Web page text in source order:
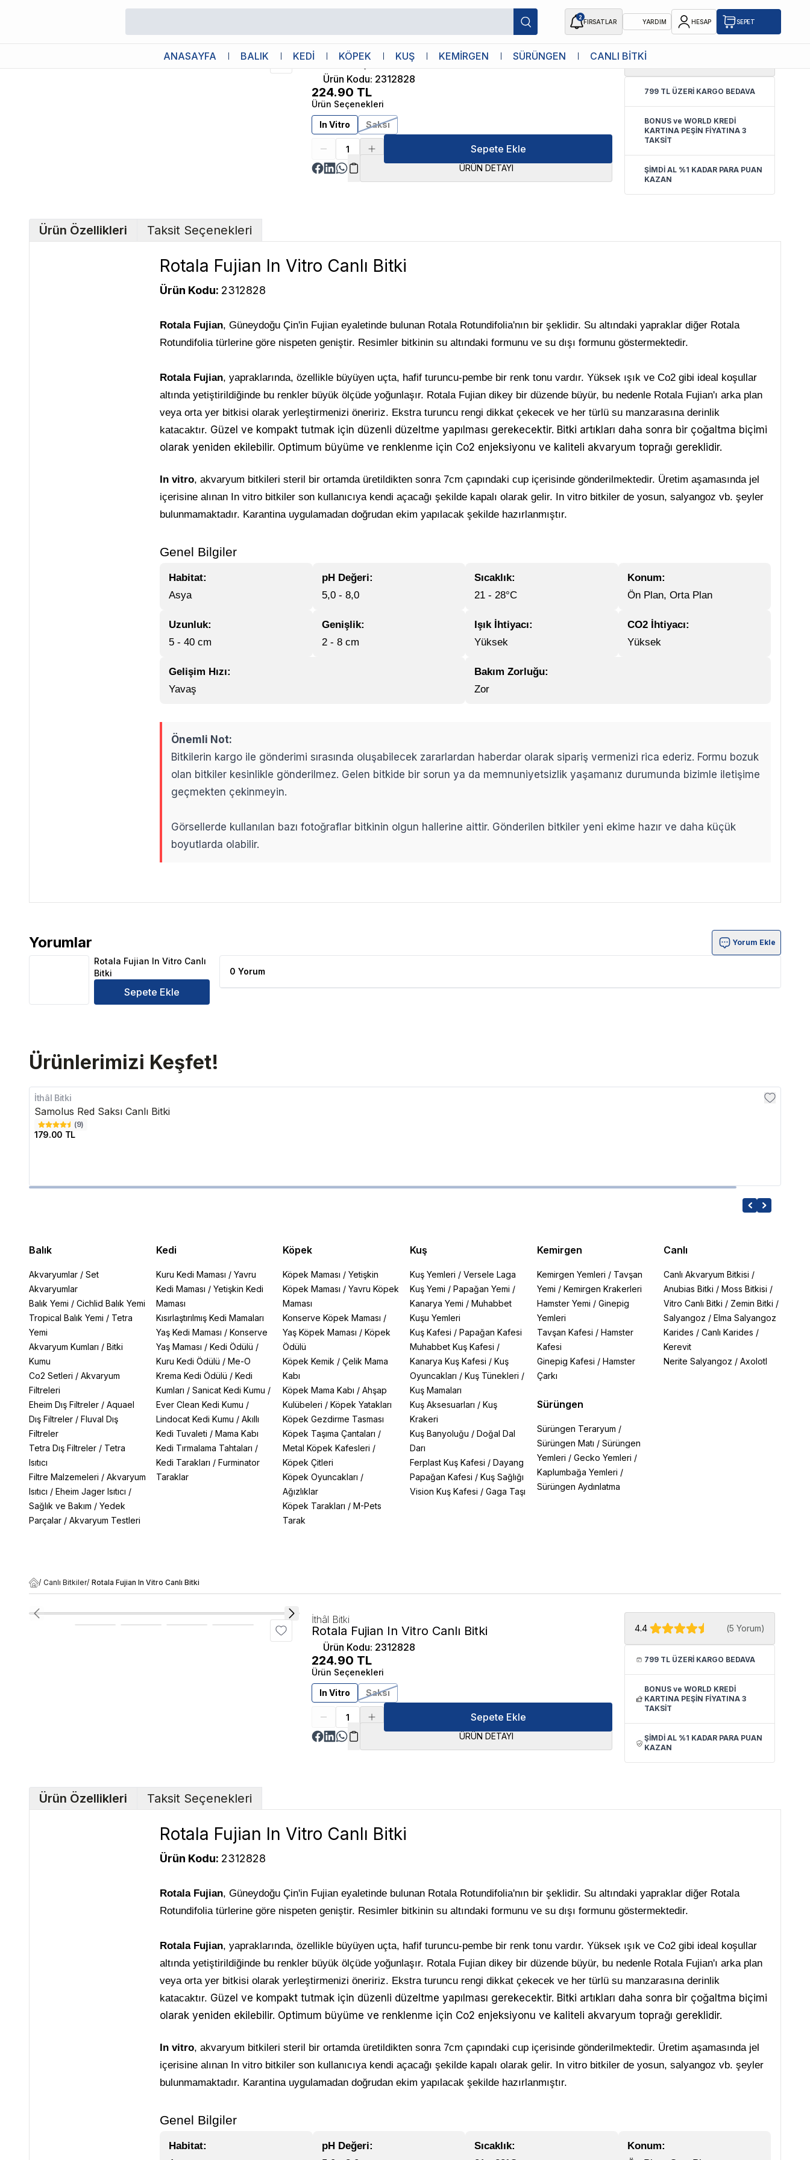
2
FIRSATLAR YARDIM HESAP SEPET
ANASAYFA BALIK KEDİ KÖPEK KUŞ KEMİRGEN SÜRÜNGEN CANLI BİTKİ
İthâl Bitki
Rotala Fujian In Vitro Canlı Bitki
Ürün Kodu: 2312828
224.90 TL
Ürün Seçenekleri
In Vitro
Saksı
Sepete Ekle
ÜRÜN DETAYI
4.4
799 TL ÜZERİ KARGO BEDAVA
BONUS ve WORLD KREDİ
KARTINA PEŞİN FİYATINA 3
TAKSİT
ŞİMDİ AL %1 KADAR PARA PUAN
KAZAN
Ürün Özellikleri Taksit Seçenekleri
Rotala Fujian In Vitro Canlı Bitki
Ürün Kodu: 2312828
Rotala Fujian, Güneydoğu Çin'in Fujian eyaletinde bulunan Rotala Rotundifolia'nın bir şeklidir. Su altındaki yapraklar diğer Rotala
Rotundifolia türlerine göre nispeten geniştir. Resimler bitkinin su altındaki formunu ve su dışı formunu göstermektedir.
Rotala Fujian, yapraklarında, özellikle büyüyen uçta, hafif turuncu-pembe bir renk tonu vardır. Yüksek ışık ve Co2 gibi ideal koşullar
altında yetiştirildiğinde bu renkler büyük ölçüde yoğunlaşır. Rotala Fujian dikey bir düzende büyür, bu nedenle Rotala Fujian'ı arka plan
veya orta yer bitkisi olarak yerleştirmenizi öneririz. Ekstra turuncu rengi dikkat çekecek ve her türlü su manzarasına derinlik
katacaktır. Güzel ve kompakt tutmak için düzenli düzeltme yapılması gerekecektir. Bitki artıkları daha sonra bir çoğaltma biçimi
olarak yeniden ekilebilir. Optimum büyüme ve renklenme için Co2 enjeksiyonu ve kaliteli akvaryum toprağı gereklidir.
In vitro, akvaryum bitkileri steril bir ortamda üretildikten sonra 7cm çapındaki cup içerisinde gönderilmektedir. Üretim aşamasında jel
içerisine alınan In vitro bitkiler son kullanıcıya kendi açacağı şekilde kapalı olarak gelir. In vitro bitkiler de yosun, salyangoz vb. şeyler
bulunmamaktadır. Karantina uygulamadan doğrudan ekim yapılacak şekilde hazırlanmıştır.
Genel Bilgiler
Habitat:
Asya
pH Değeri:
5,0 - 8,0
Sıcaklık:
21 - 28°C
Konum:
Ön Plan, Orta Plan
Uzunluk:
5 - 40 cm
Genişlik:
2 - 8 cm
Işık İhtiyacı:
Yüksek
CO2 İhtiyacı:
Yüksek
Gelişim Hızı:
Yavaş
Bakım Zorluğu:
Zor
Önemli Not:
Bitkilerin kargo ile gönderimi sırasında oluşabilecek zararlardan haberdar olarak sipariş vermenizi rica ederiz. Formu bozuk
olan bitkiler kesinlikle gönderilmez. Gelen bitkide bir sorun ya da memnuniyetsizlik yaşamanız durumunda bizimle iletişime
geçmekten çekinmeyin.
Görsellerde kullanılan bazı fotoğraflar bitkinin olgun hallerine aittir. Gönderilen bitkiler yeni ekime hazır ve daha küçük
boyutlarda olabilir.
Yorumlar
Rotala Fujian In Vitro Canlı Bitki Ürün Yorumları
Yorum Ekle
Rotala Fujian In Vitro Canlı
Bitki
Sepete Ekle
0 Yorum
Ürünlerimizi Keşfet!
İthâl Bitki
Samolus Red Saksı Canlı Bitki
(9)
179.00 TL
Balık
Akvaryumlar / Set
Akvaryumlar
Balık Yemi / Cichlid Balık Yemi
Tropical Balık Yemi / Tetra
Yemi
Akvaryum Kumları / Bitki
Kumu
Co2 Setleri / Akvaryum
Filtreleri
Eheim Dış Filtreler / Aquael
Dış Filtreler / Fluval Dış
Filtreler
Tetra Dış Filtreler / Tetra
Isıtıcı
Filtre Malzemeleri / Akvaryum
Isıtıcı / Eheim Jager Isıtıcı /
Sağlık ve Bakım / Yedek
Parçalar / Akvaryum Testleri
Kedi
Kuru Kedi Maması / Yavru
Kedi Maması / Yetişkin Kedi
Maması
Kısırlaştırılmış Kedi Mamaları
Yaş Kedi Maması / Konserve
Yaş Maması / Kedi Ödülü /
Kuru Kedi Ödülü / Me-O
Krema Kedi Ödülü / Kedi
Kumları / Sanicat Kedi Kumu /
Ever Clean Kedi Kumu /
Lindocat Kedi Kumu / Akıllı
Kedi Tuvaleti / Mama Kabı
Kedi Tırmalama Tahtaları /
Kedi Tarakları / Furminator
Taraklar
Köpek
Köpek Maması /Yetişkin
Köpek Maması /Yavru Köpek
Maması
Konserve Köpek Maması /
Yaş Köpek Maması /Köpek
Ödülü
Köpek Kemik /Çelik Mama
Kabı
Köpek Mama Kabı /Ahşap
Kulübeleri /Köpek Yatakları
Köpek Gezdirme Tasması
Köpek Taşıma Çantaları /
Metal Köpek Kafesleri /
Köpek Çitleri
Köpek Oyuncakları /
Ağızlıklar
Köpek Tarakları /M-Pets
Tarak
Kuş
Kuş Yemleri / Versele Laga
Kuş Yemi / Papağan Yemi /
Kanarya Yemi / Muhabbet
Kuşu Yemleri
Kuş Kafesi / Papağan Kafesi
Muhabbet Kuş Kafesi /
Kanarya Kuş Kafesi / Kuş
Oyuncakları / Kuş Tünekleri /
Kuş Mamaları
Kuş Aksesuarları / Kuş
Krakeri
Kuş Banyoluğu / Doğal Dal
Darı
Ferplast Kuş Kafesi / Dayang
Papağan Kafesi / Kuş Sağlığı
Vision Kuş Kafesi / Gaga Taşı
Kemirgen
Kemirgen Yemleri / Tavşan
Yemi / Kemirgen Krakerleri
Hamster Yemi / Ginepig
Yemleri
Tavşan Kafesi / Hamster
Kafesi
Ginepig Kafesi / Hamster
Çarkı
Sürüngen
Sürüngen Teraryum /
Sürüngen Matı / Sürüngen
Yemleri / Gecko Yemleri /
Kaplumbağa Yemleri /
Sürüngen Aydınlatma
Canlı
Canlı Akvaryum Bitkisi /
Anubias Bitki /Moss Bitkisi /
Vitro Canlı Bitki / Zemin Bitki /
Salyangoz /Elma Salyangoz
Karides /Canlı Karides /
Kerevit
Nerite Salyangoz /Axolotl
/ Canlı Bitkiler/ Rotala Fujian In Vitro Canlı Bitki
İthâl Bitki
Rotala Fujian In Vitro Canlı Bitki
Ürün Kodu: 2312828
224.90 TL
Ürün Seçenekleri
In Vitro
Saksı
Sepete Ekle
ÜRÜN DETAYI
4.4 (5 Yorum)
799 TL ÜZERİ KARGO BEDAVA
BONUS ve WORLD KREDİ
KARTINA PEŞİN FİYATINA 3
TAKSİT
ŞİMDİ AL %1 KADAR PARA PUAN
KAZAN
Ürün Özellikleri Taksit Seçenekleri
Rotala Fujian In Vitro Canlı Bitki
Ürün Kodu: 2312828
Rotala Fujian, Güneydoğu Çin'in Fujian eyaletinde bulunan Rotala Rotundifolia'nın bir şeklidir. Su altındaki yapraklar diğer Rotala
Rotundifolia türlerine göre nispeten geniştir. Resimler bitkinin su altındaki formunu ve su dışı formunu göstermektedir.
Rotala Fujian, yapraklarında, özellikle büyüyen uçta, hafif turuncu-pembe bir renk tonu vardır. Yüksek ışık ve Co2 gibi ideal koşullar
altında yetiştirildiğinde bu renkler büyük ölçüde yoğunlaşır. Rotala Fujian dikey bir düzende büyür, bu nedenle Rotala Fujian'ı arka plan
veya orta yer bitkisi olarak yerleştirmenizi öneririz. Ekstra turuncu rengi dikkat çekecek ve her türlü su manzarasına derinlik
katacaktır. Güzel ve kompakt tutmak için düzenli düzeltme yapılması gerekecektir. Bitki artıkları daha sonra bir çoğaltma biçimi
olarak yeniden ekilebilir. Optimum büyüme ve renklenme için Co2 enjeksiyonu ve kaliteli akvaryum toprağı gereklidir.
In vitro, akvaryum bitkileri steril bir ortamda üretildikten sonra 7cm çapındaki cup içerisinde gönderilmektedir. Üretim aşamasında jel
içerisine alınan In vitro bitkiler son kullanıcıya kendi açacağı şekilde kapalı olarak gelir. In vitro bitkiler de yosun, salyangoz vb. şeyler
bulunmamaktadır. Karantina uygulamadan doğrudan ekim yapılacak şekilde hazırlanmıştır.
Genel Bilgiler
Habitat:
pH Değeri:
Sıcaklık:
Konum: